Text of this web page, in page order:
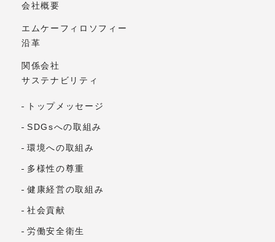
会社概要
エムケーフィロソフィー
沿革
関係会社
サステナビリティ
トップメッセージ
SDGsへの取組み
環境への取組み
多様性の尊重
健康経営の取組み
社会貢献
労働安全衛生